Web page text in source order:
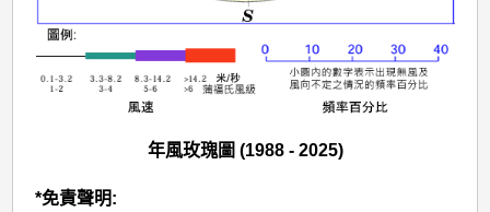
年風玫瑰圖 (1988 - 2025)
*免責聲明: